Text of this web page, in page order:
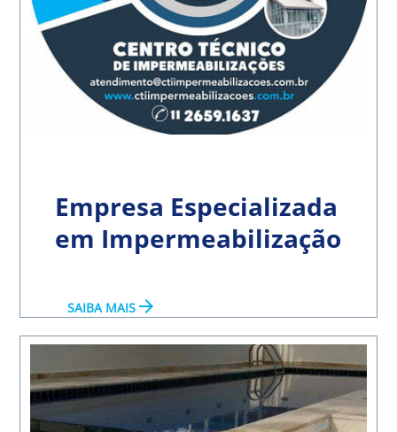
Empresa Especializada
em Impermeabilização
SAIBA MAISarrow_forward